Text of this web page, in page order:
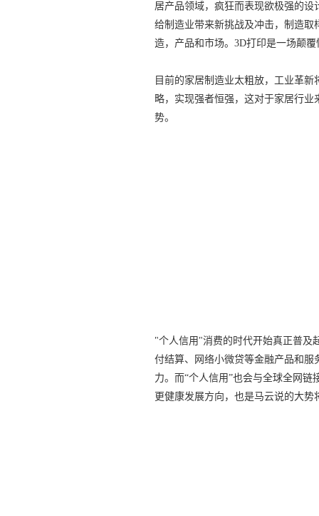
居产品领域，疯狂而表现欲极强的
给制造业带来新挑战及冲击，制造
造，产品和市场。3D打印是一场颠
目前的家居制造业太粗放，工业革新
略，实现强者恒强，这对于家居行
势。
"个人信用"消费的时代开始真正普及
付结算、网络小微贷等金融产品和
力。而“个人信用”也会与全球全网
更健康发展方向，也是马云说的大